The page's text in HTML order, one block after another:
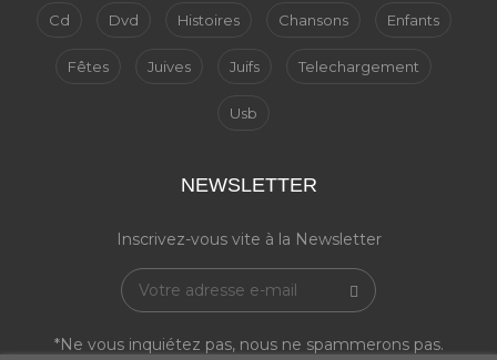
Cd Dvd Histoires Chansons Enfants
Fêtes Juives Juifs Telechargement
Usb
NEWSLETTER
Inscrivez-vous vite à la Newsletter
*Ne vous inquiétez pas, nous ne spammerons pas.